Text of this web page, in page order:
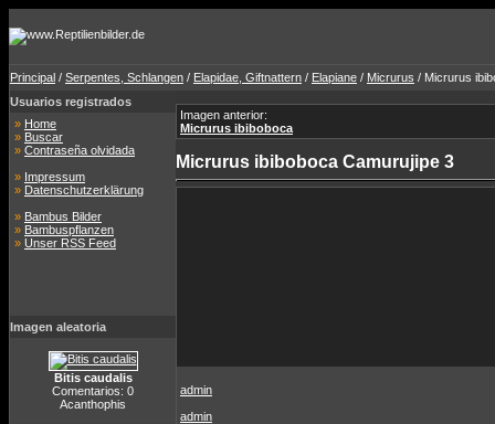
Principal / Serpentes, Schlangen / Elapidae, Giftnattern / Elapiane / Micrurus / Micrurus
Usuarios registrados
» Home
» Buscar
» Contraseña olvidada
» Impressum
» Datenschutzerklärung
» Bambus Bilder
» Bambuspflanzen
» Unser RSS Feed
Imagen aleatoria
Bitis caudalis
Comentarios: 0
Acanthophis
Imagen anterior:
Micrurus ibiboboca
Micrurus ibiboboca Camurujipe 3
admin
admin